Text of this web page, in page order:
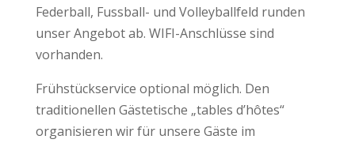
Federball, Fussball- und Volleyballfeld runden
unser Angebot ab. WIFI-Anschlüsse sind
vorhanden.
Frühstückservice optional möglich. Den
traditionellen Gästetische „tables d’hôtes“
organisieren wir für unsere Gäste im